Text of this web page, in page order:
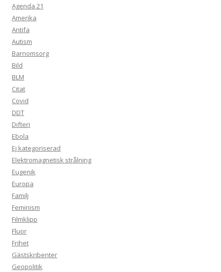
Agenda 21
Amerika
Antifa
Autism
Barnomsorg
Bild
BLM
Citat
Covid
DDT
Difteri
Ebola
Ej kategoriserad
Elektromagnetisk strålning
Eugenik
Europa
Familj
Feminism
Filmklipp
Fluor
Frihet
Gästskribenter
Geopolitik